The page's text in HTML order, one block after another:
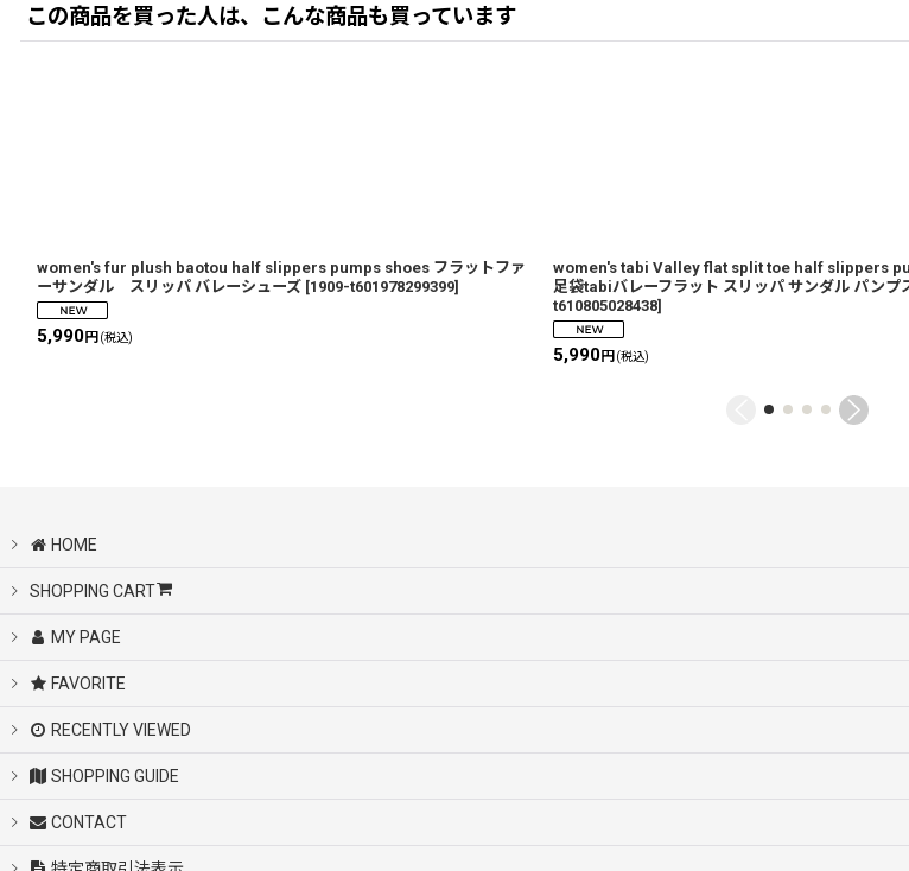
この商品を買った人は、こんな商品も買っています
women's fur plush baotou half slippers pumps shoes フラットファ
ーサンダル スリッパ バレーシューズ [1909-t601978299399]
5,990円 (税込)
women's tabi Valley flat split toe half slippers
足袋tabiバレーフラット スリッパ サンダル パンプ
t610805028438]
5,990円 (税込)
HOME
SHOPPING CART
MY PAGE
FAVORITE
RECENTLY VIEWED
SHOPPING GUIDE
CONTACT